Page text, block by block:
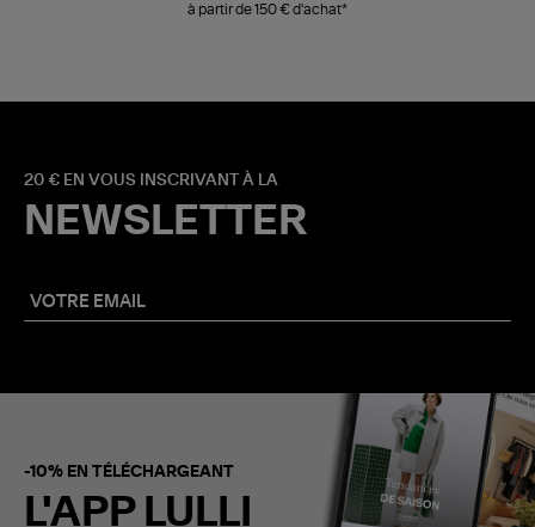
à partir de 150 € d'achat*
20 € EN VOUS INSCRIVANT À LA
NEWSLETTER
-10% EN TÉLÉCHARGEANT
L'APP LULLI